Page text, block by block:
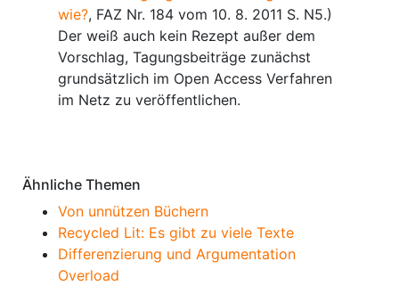
wie?, FAZ Nr. 184 vom 10. 8. 2011 S. N5.)
Der weiß auch kein Rezept außer dem
Vorschlag, Tagungsbeiträge zunächst
grundsätzlich im Open Access Verfahren
im Netz zu veröffentlichen.
Ähnliche Themen
Von unnützen Büchern
Recycled Lit: Es gibt zu viele Texte
Differenzierung und Argumentation
Overload